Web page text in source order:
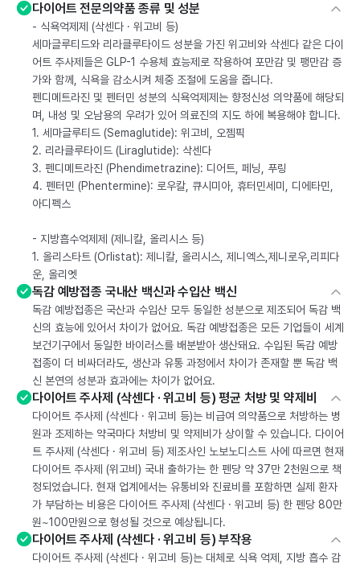
다이어트 전문의약품 종류 및 성분
- 식욕억제제 (삭센다 · 위고비 등)
세마글루티드와 리라클루타이드 성분을 가진 위고비와 삭센다 같은 다이
어트 주사제들은 GLP-1 수용체 효능제로 작용하여 포만감 및 팽만감 증
가와 함께, 식욕을 감소시켜 체중 조절에 도움을 줍니다.
펜디메트라진 및 펜터민 성분의 식욕억제제는 향정신성 의약품에 해당되
며, 내성 및 오남용의 우려가 있어 의료진의 지도 하에 복용해야 합니다.
1. 세마글루티드 (Semaglutide): 위고비, 오젬픽
2. 리라클루타이드 (Liraglutide): 삭센다
3. 펜디메트라진 (Phendimetrazine): 디어트, 페닝, 푸링
4. 펜터민 (Phentermine): 로우칼, 큐시미아, 휴터민세미, 디에타민,
아디펙스
- 지방흡수억제제 (제니칼, 올리시스 등)
1. 올리스타트 (Orlistat): 제니칼, 올리시스, 제니엑스,제니로우,리피다
운, 올리엣
독감 예방접종 국내산 백신과 수입산 백신
독감 예방접종은 국산과 수입산 모두 동일한 성분으로 제조되어 독감 백
신의 효능에 있어서 차이가 없어요. 독감 예방접종은 모든 기업들이 세계
보건기구에서 동일한 바이러스를 배분받아 생산돼요. 수입된 독감 예방
접종이 더 비싸더라도, 생산과 유통 과정에서 차이가 존재할 뿐 독감 백
신 본연의 성분과 효과에는 차이가 없어요.
다이어트 주사제 (삭센다 · 위고비 등) 평균 처방 및 약제비
다이어트 주사제 (삭센다 · 위고비 등)는 비급여 의약품으로 처방하는 병
원과 조제하는 약국마다 처방비 및 약제비가 상이할 수 있습니다. 다이어
트 주사제 (삭센다 · 위고비 등) 제조사인 노보노디스트 사에 따르면 현재
다이어트 주사제 (위고비) 국내 출하가는 한 펜당 약 37만 2천원으로 책
정되었습니다. 현재 업계에서는 유통비와 진료비를 포함하면 실제 환자
가 부담하는 비용은 다이어트 주사제 (삭센다 · 위고비 등) 한 펜당 80만
원~100만원으로 형성될 것으로 예상됩니다.
다이어트 주사제 (삭센다 · 위고비 등) 부작용
다이어트 주사제 (삭센다 · 위고비 등)는 대체로 식욕 억제, 지방 흡수 감